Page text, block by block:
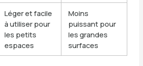
Léger et facile
à utiliser pour
les petits
espaces
Moins
puissant pour
les grandes
surfaces